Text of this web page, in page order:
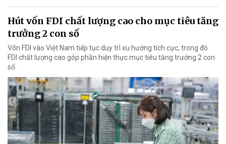
Hút vốn FDI chất lượng cao cho mục tiêu tăng
trưởng 2 con số
Vốn FDI vào Việt Nam tiếp tục duy trì xu hướng tích cực, trong đó
FDI chất lượng cao góp phần hiện thực mục tiêu tăng trưởng 2 con
số.